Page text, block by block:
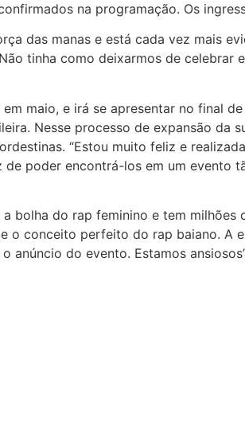
na programação. Os
das manas e está cada vez mais
tinha como deixarmos de celebrar
maio, e irá se apresentar no final
Nesse processo de expansão da
“Estou muito feliz e
poder encontrá-los em um evento
bolha do rap feminino e tem
o conceito perfeito do rap baiano. A
anúncio do evento. Estamos